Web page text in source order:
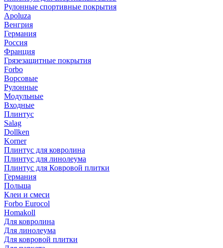
Рулонные спортивные покрытия
Apoluza
Венгрия
Германия
Россия
Франция
Грязезащитные покрытия
Forbo
Ворсовые
Рулонные
Модульные
Входные
Плинтус
Salag
Dollken
Korner
Плинтус для ковролина
Плинтус для линолеума
Плинтус для Ковровой плитки
Германия
Польша
Клеи и смеси
Forbo Eurocol
Homakoll
Для ковролина
Для линолеума
Для ковровой плитки